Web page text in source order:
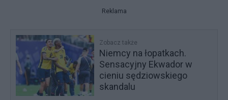
Reklama
Zobacz także
Niemcy na łopatkach.
Sensacyjny Ekwador w
cieniu sędziowskiego
skandalu